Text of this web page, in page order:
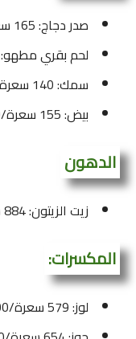
صدر دجاج: 165 سعرة/100 جرام
لحم بقري مطهو: 250 سعرة/100 جرام
سمك: 140 سعرة/100 جرام
بيض: 155 سعرة/100 جرام
الدهون
زيت الزيتون: 884 سعرة/100 مل
المكسرات:
لوز: 579 سعرة/100 جرام